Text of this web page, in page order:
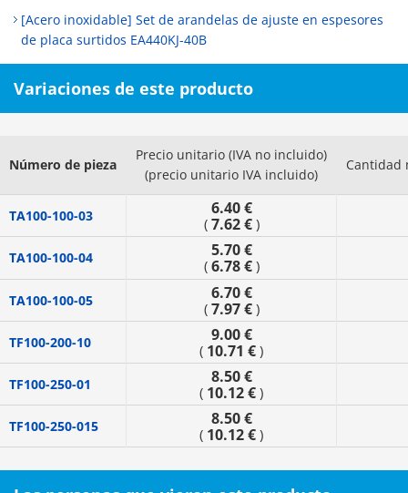
[Acero inoxidable] Set de arandelas de ajuste en espesores
de placa surtidos EA440KJ-40B
Variaciones de este producto
Número de pieza
Precio unitario (IVA no incluido)
(precio unitario IVA incluido)
Cantidad
TA100-100-03 6.40 €
( 7.62 €)
TA100-100-04 5.70 €
( 6.78 €)
TA100-100-05 6.70 €
( 7.97 €)
TF100-200-10 9.00 €
( 10.71 € )
TF100-250-01 8.50 €
( 10.12 € )
TF100-250-015 8.50 €
( 10.12 € )